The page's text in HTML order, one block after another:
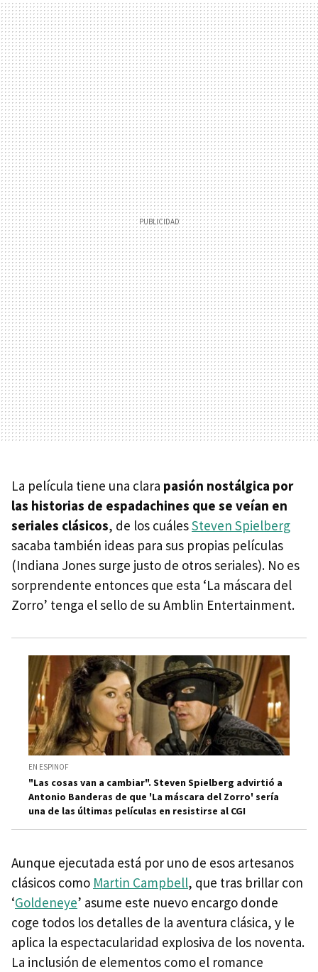
La película tiene una clara pasión nostálgica por
las historias de espadachines que se veían en
seriales clásicos, de los cuálesSteven Spielberg
sacaba también ideas para sus propias películas
(Indiana Jones surge justo de otros seriales). No es
sorprendente entonces que esta ‘La máscara del
Zorro’ tenga el sello de su Amblin Entertainment.
EN ESPINOF
"Las cosas van a cambiar". Steven Spielberg advirtió a
Antonio Banderas de que 'La máscara del Zorro' sería
una de las últimas películas en resistirse al CGI
Aunque ejecutada está por uno de esos artesanos
clásicos como Martin Campbell, que tras brillar con
‘Goldeneye’ asume este nuevo encargo donde
coge todos los detalles de la aventura clásica, y le
aplica la espectacularidad explosiva de los noventa.
La inclusión de elementos como el romance